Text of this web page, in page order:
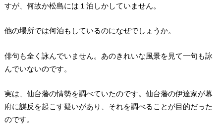
すが、何故か松島には１泊しかしていません。
他の場所では何泊もしているのになぜでしょうか。
俳句も全く詠んでいません。あのきれいな風景を見て一句も詠
んでいないのです。
実は、仙台藩の情勢を調べていたのです。仙台藩の伊達家が幕
府に謀反を起こす疑いがあり、それを調べることが目的だった
のです。